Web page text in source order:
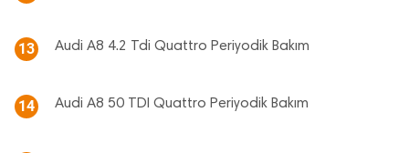
13 Audi A8 4.2 Tdi Quattro Periyodik Bakım
14 Audi A8 50 TDI Quattro Periyodik Bakım